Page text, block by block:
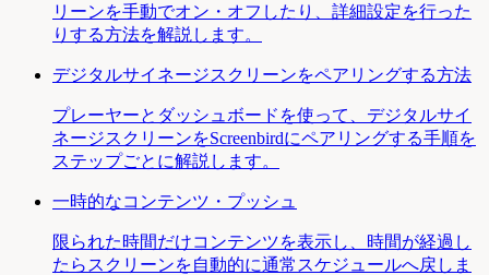
リーンを手動でオン・オフしたり、詳細設定を行った
りする方法を解説します。
デジタルサイネージスクリーンをペアリングする方法
プレーヤーとダッシュボードを使って、デジタルサイ
ネージスクリーンをScreenbirdにペアリングする手順を
ステップごとに解説します。
一時的なコンテンツ・プッシュ
限られた時間だけコンテンツを表示し、時間が経過し
たらスクリーンを自動的に通常スケジュールへ戻しま